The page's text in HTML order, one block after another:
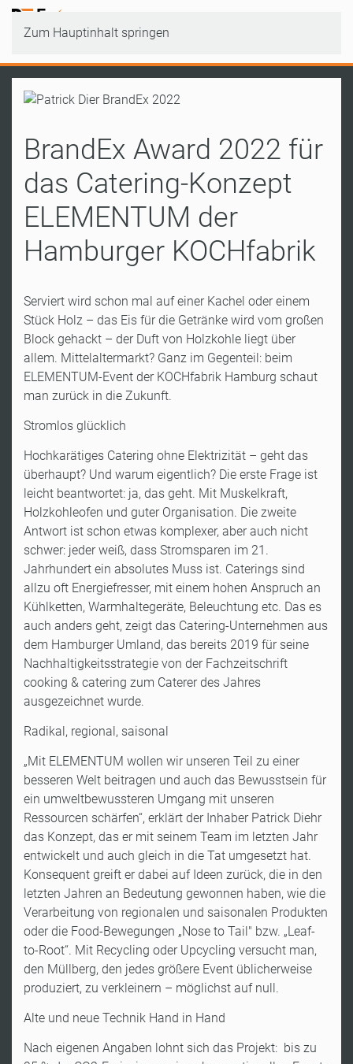
Zum Hauptinhalt springen
BrandEx Award 2022 für
das Catering-Konzept
ELEMENTUM der
Hamburger KOCHfabrik
Serviert wird schon mal auf einer Kachel oder einem
Stück Holz – das Eis für die Getränke wird vom großen
Block gehackt – der Duft von Holzkohle liegt über
allem. Mittelaltermarkt? Ganz im Gegenteil: beim
ELEMENTUM-Event der KOCHfabrik Hamburg schaut
man zurück in die Zukunft.
Stromlos glücklich
Hochkarätiges Catering ohne Elektrizität – geht das
überhaupt? Und warum eigentlich? Die erste Frage ist
leicht beantwortet: ja, das geht. Mit Muskelkraft,
Holzkohleofen und guter Organisation. Die zweite
Antwort ist schon etwas komplexer, aber auch nicht
schwer: jeder weiß, dass Stromsparen im 21.
Jahrhundert ein absolutes Muss ist. Caterings sind
allzu oft Energiefresser, mit einem hohen Anspruch an
Kühlketten, Warmhaltegeräte, Beleuchtung etc. Das es
auch anders geht, zeigt das Catering-Unternehmen aus
dem Hamburger Umland, das bereits 2019 für seine
Nachhaltigkeitsstrategie von der Fachzeitschrift
cooking & catering zum Caterer des Jahres
ausgezeichnet wurde.
Radikal, regional, saisonal
„Mit ELEMENTUM wollen wir unseren Teil zu einer
besseren Welt beitragen und auch das Bewusstsein für
ein umweltbewussteren Umgang mit unseren
Ressourcen schärfen“, erklärt der Inhaber Patrick Diehr
das Konzept, das er mit seinem Team im letzten Jahr
entwickelt und auch gleich in die Tat umgesetzt hat.
Konsequent greift er dabei auf Ideen zurück, die in den
letzten Jahren an Bedeutung gewonnen haben, wie die
Verarbeitung von regionalen und saisonalen Produkten
oder die Food-Bewegungen „Nose to Tail" bzw. „Leaf-
to-Root“. Mit Recycling oder Upcycling versucht man,
den Müllberg, den jedes größere Event üblicherweise
produziert, zu verkleinern – möglichst auf null.
Alte und neue Technik Hand in Hand
Nach eigenen Angaben lohnt sich das Projekt: bis zu